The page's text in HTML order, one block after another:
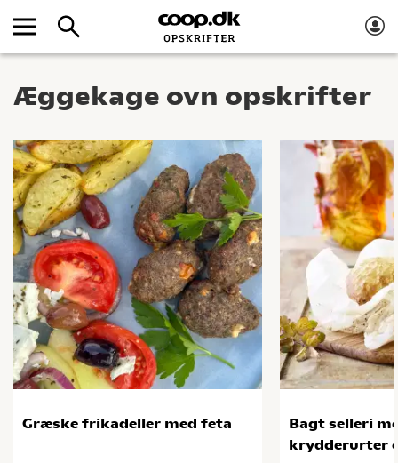
Æggekage ovn opskrifter
Græske frikadeller med feta
Bagt selleri
krydderurter